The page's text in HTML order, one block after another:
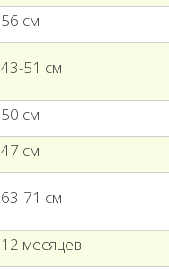
56 см
43-51 см
50 см
47 см
63-71 см
12 месяцев